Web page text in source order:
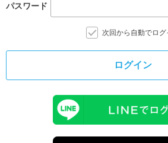
パスワード
次回から自動でログ
ログイン